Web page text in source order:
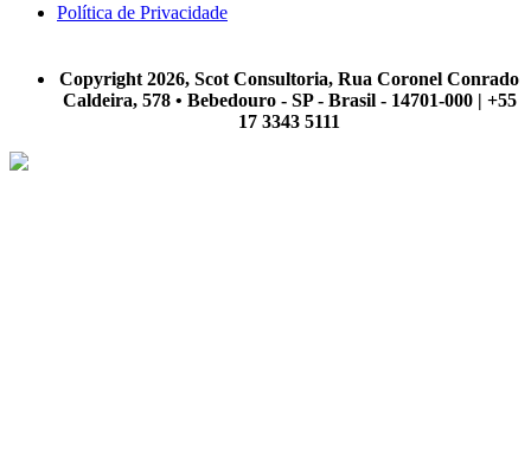
Política de Privacidade
Copyright 2026, Scot Consultoria, Rua Coronel Conrado
Caldeira, 578 • Bebedouro - SP - Brasil - 14701-000 | +55
17 3343 5111